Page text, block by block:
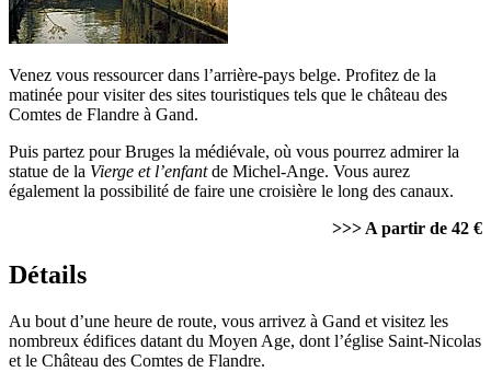
Venez vous ressourcer dans l’arrière-pays belge. Profitez de la
matinée pour visiter des sites touristiques tels que le château des
Comtes de Flandre à Gand.
Puis partez pour Bruges la médiévale, où vous pourrez admirer la
statue de la Vierge et l’enfantde Michel-Ange. Vous aurez
également la possibilité de faire une croisière le long des canaux.
>>> A partir de 42 €
Détails
Au bout d’une heure de route, vous arrivez à Gand et visitez les
nombreux édifices datant du Moyen Age, dont l’église Saint-Nicolas
et le Château des Comtes de Flandre.